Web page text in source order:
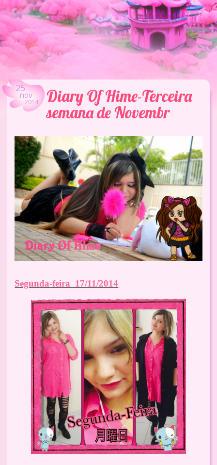
25nov
2014
Diary Of Hime-Terceira
semana de Novembr
Segunda-feira 17/11/2014